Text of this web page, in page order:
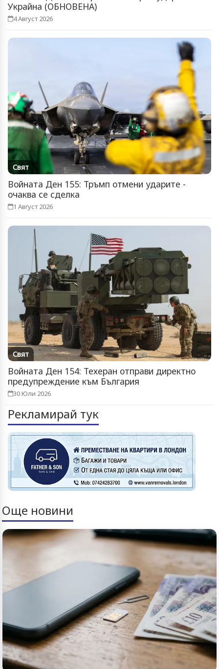
Украйна (ОБНОВЕНА)
4 Август 2026
Свят
Войната Ден 155: Тръмп отмени ударите -
очаква се сделка
1 Август 2026
Свят
Войната Ден 154: Техеран отправи директно
предупреждение към България
30 Юли 2026
Рекламирай тук
Още новини